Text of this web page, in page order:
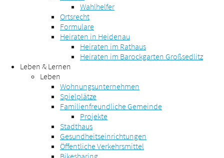
Wahlhelfer
Ortsrecht
Formulare
Heiraten in Heidenau
Heiraten im Rathaus
Heiraten im Barockgarten Großsedlitz
Leben & Lernen
Leben
Wohnungsunternehmen
Spielplätze
Familienfreundliche Gemeinde
Projekte
Stadthaus
Gesundheitseinrichtungen
Öffentliche Verkehrsmittel